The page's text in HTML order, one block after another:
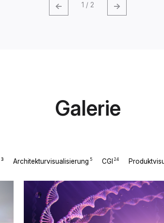
← 1 / 2 →
Galerie
3 Architekturvisualisierung 5 CGI 24